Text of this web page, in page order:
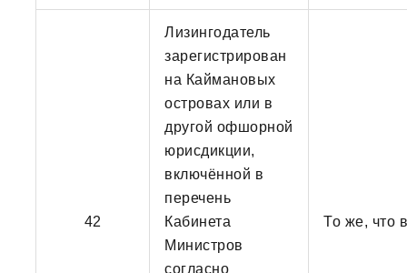
42
Лизингодатель
зарегистрирован
на Каймановых
островах или в
другой офшорной
юрисдикции,
включённой в
перечень
Кабинета
Министров
согласно
То же, что